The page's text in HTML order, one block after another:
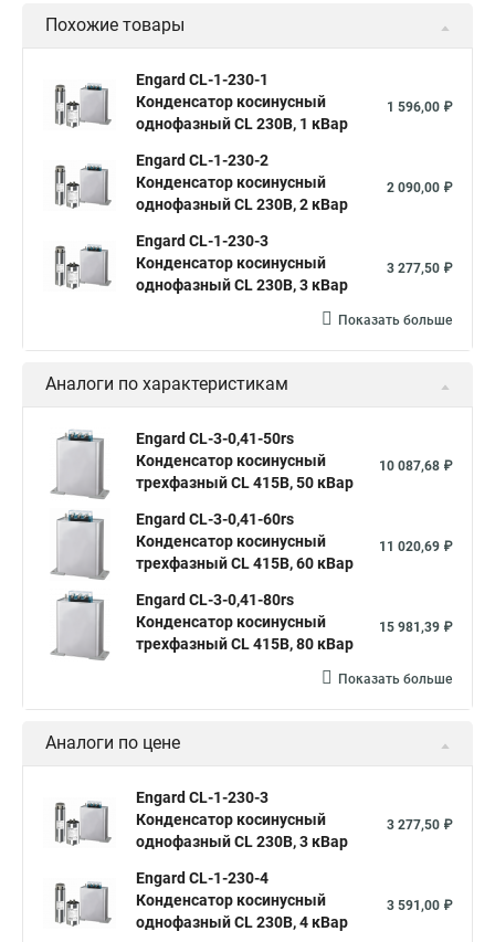
Похожие товары
Engard CL-1-230-1
Конденсатор косинусный
однофазный CL 230В, 1 кВар
1 596,00 ₽
Engard CL-1-230-2
Конденсатор косинусный
однофазный CL 230В, 2 кВар
2 090,00 ₽
Engard CL-1-230-3
Конденсатор косинусный
однофазный CL 230В, 3 кВар
3 277,50 ₽
Показать больше
Аналоги по характеристикам
Engard CL-3-0,41-50rs
Конденсатор косинусный
трехфазный CL 415В, 50 кВар
10 087,68 ₽
Engard CL-3-0,41-60rs
Конденсатор косинусный
трехфазный CL 415В, 60 кВар
11 020,69 ₽
Engard CL-3-0,41-80rs
Конденсатор косинусный
трехфазный CL 415В, 80 кВар
15 981,39 ₽
Показать больше
Аналоги по цене
Engard CL-1-230-3
Конденсатор косинусный
однофазный CL 230В, 3 кВар
3 277,50 ₽
Engard CL-1-230-4
Конденсатор косинусный
однофазный CL 230В, 4 кВар
3 591,00 ₽